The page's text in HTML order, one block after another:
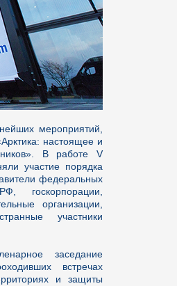
мероприятий,
настоящее и
В работе V
участие порядка
федеральных
госкорпорации,
организации,
участники
заседание
встречах
и защиты